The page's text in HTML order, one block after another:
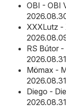
OBI - OBI
XXXLutz -
RS Bútor
Mömax -
Diego -